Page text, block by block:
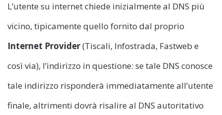
L’utente su internet chiede inizialmente al DNS più
vicino, tipicamente quello fornito dal proprio
Internet Provider(Tiscali, Infostrada, Fastweb e
così via), l’indirizzo in questione: se tale DNS conosce
tale indirizzo risponderà immediatamente all’utente
finale, altrimenti dovrà risalire al DNS autoritativo